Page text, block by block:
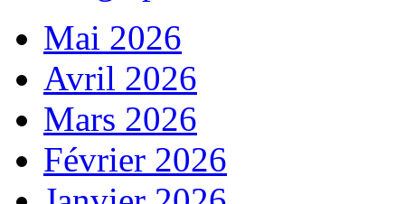
Mai 2026
Avril 2026
Mars 2026
Février 2026